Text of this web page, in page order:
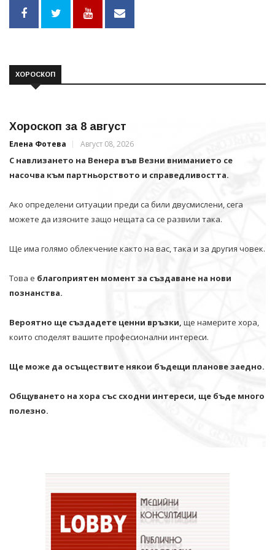
ХОРОСКОП
Хороскоп за 8 август
Елена Фотева Август 08, 2026
С навлизането на Венера във Везни вниманието се
насочва към партньорството и справедливостта.
Ако определени ситуации преди са били двусмислени, сега
можете да изясните защо нещата са се развили така.
Ще има голямо облекчение както на вас, така и за другия човек.
Това е благоприятен момент за създаване на нови
познанства.
Вероятно ще създадете ценни връзки, ще намерите хора,
които споделят вашите професионални интереси.
Ще може да осъществите някои бъдещи планове заедно.
Общуването на хора със сходни интереси, ще бъде много
полезно.